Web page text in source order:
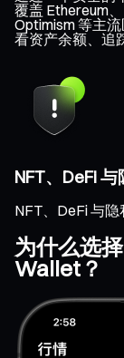
覆盖 Ethereum
Optimism 等主
看资产余额、追
NFT、DeFi
NFT、DeFi 与
为什么选
Wallet？